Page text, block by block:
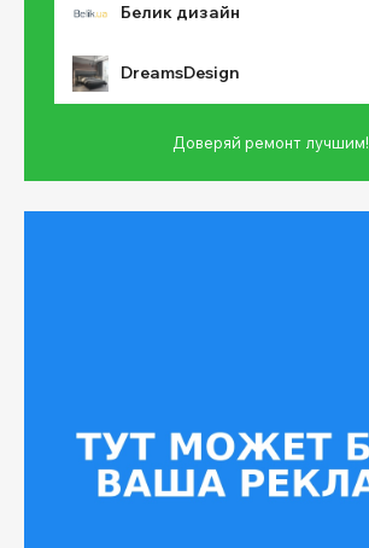
Белик дизайн
DreamsDesign
Доверяй ремонт лучшим!